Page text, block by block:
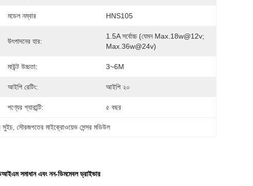
মডেল নম্বার HNS105
উৎপাদনের হার:
1.5A সর্বোচ্চ (যেমন Max.18w@12v;
Max.36w@24v)
মাউন্ট উচ্চতা: 3~6M
আইপি রেটিং: আইপি ২০
পণ্যের গ্যারান্টি: ৫ বছর
সুইচ , সৌরজগতের মাইক্রোওয়েভ সেন্সর মডিউল
সমাধান এবং নন-ডিমমেবল ড্রাইভার